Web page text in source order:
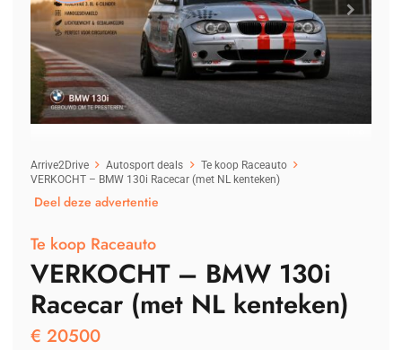
Arrive2Drive Autosport deals
Te koop Raceauto
VERKOCHT – BMW 130i Racecar (met NL kenteken)
Deel deze advertentie
Te koop Raceauto
VERKOCHT – BMW 130i
Racecar (met NL kenteken)
€ 20500